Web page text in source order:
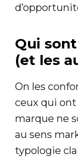
Qui
(et les
On les
ceux qui ont
marque ne
au sens
typologie